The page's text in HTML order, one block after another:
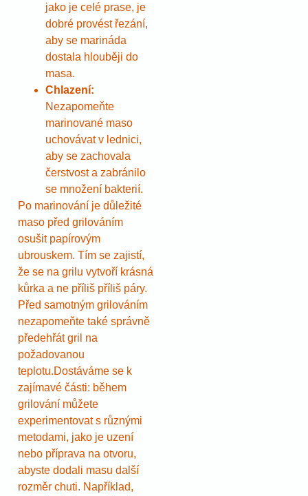
jako je celé prase, je
dobré provést řezání,
aby se marináda
dostala hlouběji do
masa.
Chlazení:
Nezapomeňte
marinované maso
uchovávat v lednici,
aby se zachovala
čerstvost a zabránilo
se množení bakterií.
Po marinování je důležité
maso před grilováním
osušit papírovým
ubrouskem. Tím se zajistí,
že se na grilu vytvoří krásná
kůrka a ne příliš příliš páry.
Před samotným grilováním
nezapomeňte také správně
předehřát gril na
požadovanou
teplotu.Dostáváme se k
zajímavé části: během
grilování můžete
experimentovat s různými
metodami, jako je uzení
nebo příprava na otvoru,
abyste dodali masu další
rozměr chuti. Například,